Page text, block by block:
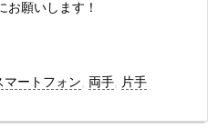
お願いします！
マートフォン 両手 片手